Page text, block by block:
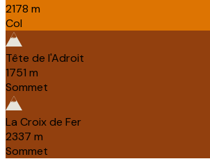
2178 m
Col
Tête de l'Adroit
1751 m
Sommet
La Croix de Fer
2337 m
Sommet